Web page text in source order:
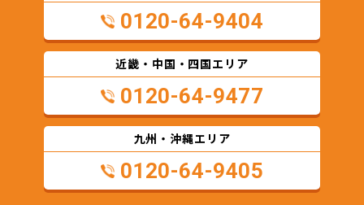
0120-64-9404
近畿・中国・四国エリア
0120-64-9477
九州・沖縄エリア
0120-64-9405